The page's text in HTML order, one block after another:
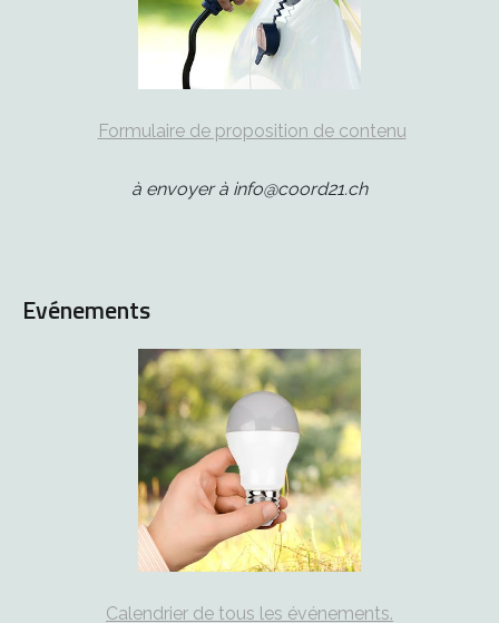
Formulaire de proposition de contenu
à envoyer à info@coord21.ch
Evénements
Calendrier de tous les événements.